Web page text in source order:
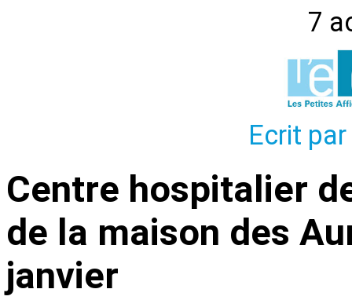
7
Ecrit
Centre hospitalier
de la maison des
janvier